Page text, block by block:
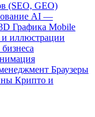
(SEO, GEO)
AI —
Графика Mobile
иллюстрации
Браузеры
Крипто и